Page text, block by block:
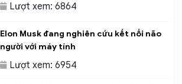
Lượt xem: 6864
Elon Musk đang nghiên cứu kết nối não
người với máy tính
Lượt xem: 6954